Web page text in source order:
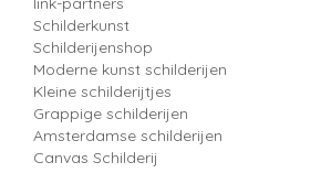
Schilderkunst
Schilderijenshop
Moderne kunst schilderijen
Kleine schilderijtjes
Grappige schilderijen
Amsterdamse schilderijen
Canvas Schilderij